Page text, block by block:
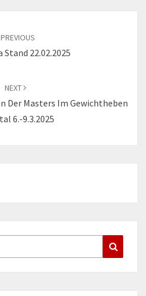
Stand 22.02.2025
NEXT
Der Masters Im Gewichtheben
6.-9.3.2025